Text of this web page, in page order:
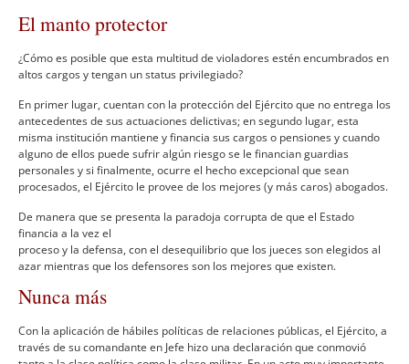
El manto protector
¿Cómo es posible que esta multitud de violadores estén encumbrados en
altos cargos y tengan un status privilegiado?
En primer lugar, cuentan con la protección del Ejército que no entrega los
antecedentes de sus actuaciones delictivas; en segundo lugar, esta
misma institución mantiene y financia sus cargos o pensiones y cuando
alguno de ellos puede sufrir algún riesgo se le financian guardias
personales y si finalmente, ocurre el hecho excepcional que sean
procesados, el Ejército le provee de los mejores (y más caros) abogados.
De manera que se presenta la paradoja corrupta de que el Estado
financia a la vez el
proceso y la defensa, con el desequilibrio que los jueces son elegidos al
azar mientras que los defensores son los mejores que existen.
Nunca más
Con la aplicación de hábiles polí­ticas de relaciones públicas, el Ejército, a
través de su comandante en Jefe hizo una declaración que conmovió